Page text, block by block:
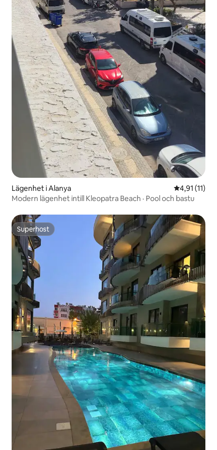
Lägenhet i Alanya 4,91 av 5 i
4,91 (11)
Modern lägenhet intill Kleopatra Beach · Pool och bastu
Superhost
Superhost